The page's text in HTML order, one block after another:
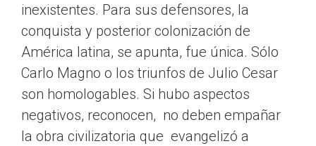
inexistentes. Para sus defensores, la
conquista y posterior colonización de
América latina, se apunta, fue única. Sólo
Carlo Magno o los triunfos de Julio Cesar
son homologables. Si hubo aspectos
negativos, reconocen, no deben empañar
la obra civilizatoria que evangelizó a